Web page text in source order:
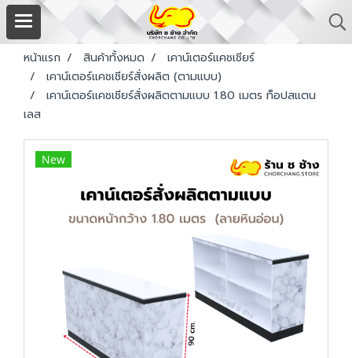
หน้าแรก สินค้าทั้งหมด
เคาน์เตอร์แคชเชียร์
เคาน์เตอร์แคชเชียร์สั่งผลิต (ตามแบบ)
เคาน์เตอร์แคชเชียร์สั่งผลิตตามแบบ 1.80 เมตร ท็อปสแตน
เลส
New